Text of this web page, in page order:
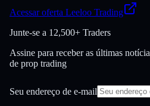
Acessar oferta Leeloo Trading
Junte-se a 12,500+ Traders
Assine para receber as últimas
de prop trading
Seu endereço de e-mail